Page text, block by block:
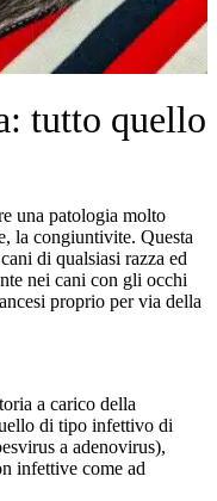
tutto quello
una patologia molto
la congiuntivite. Questa
di qualsiasi razza ed
nei cani con gli occhi
proprio per via della
a carico della
di tipo infettivo di
a adenovirus),
infettive come ad